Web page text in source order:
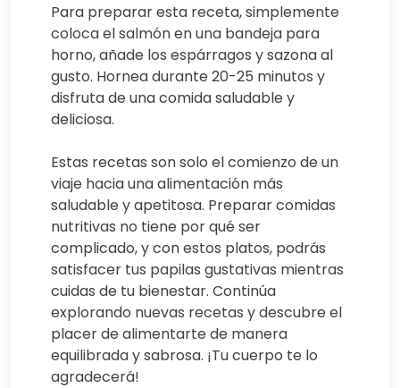
Para preparar esta receta, simplemente
coloca el salmón en una bandeja para
horno, añade los espárragos y sazona al
gusto. Hornea durante 20-25 minutos y
disfruta de una comida saludable y
deliciosa.
Estas recetas son solo el comienzo de un
viaje hacia una alimentación más
saludable y apetitosa. Preparar comidas
nutritivas no tiene por qué ser
complicado, y con estos platos, podrás
satisfacer tus papilas gustativas mientras
cuidas de tu bienestar. Continúa
explorando nuevas recetas y descubre el
placer de alimentarte de manera
equilibrada y sabrosa. ¡Tu cuerpo te lo
agradecerá!